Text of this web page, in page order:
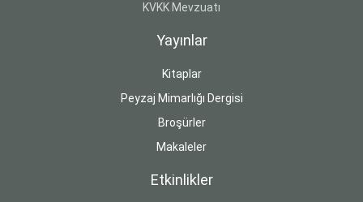
KVKK Mevzuatı
Yayınlar
Kitaplar
Peyzaj Mimarlığı Dergisi
Broşürler
Makaleler
Etkinlikler